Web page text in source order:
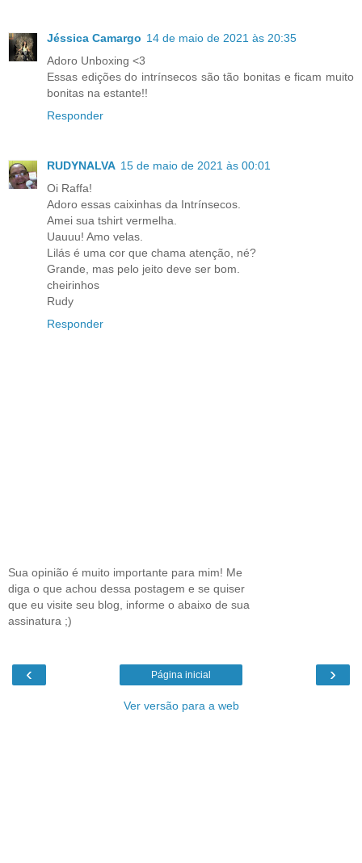
Jéssica Camargo 14 de maio de 2021 às 20:35
Adoro Unboxing <3
Essas edições do intrínsecos são tão bonitas e ficam muito
bonitas na estante!!
Responder
RUDYNALVA 15 de maio de 2021 às 00:01
Oi Raffa!
Adoro essas caixinhas da Intrínsecos.
Amei sua tshirt vermelha.
Uauuu! Amo velas.
Lilás é uma cor que chama atenção, né?
Grande, mas pelo jeito deve ser bom.
cheirinhos
Rudy
Responder
Sua opinião é muito importante para mim! Me
diga o que achou dessa postagem e se quiser
que eu visite seu blog, informe o abaixo de sua
assinatura ;)
‹ ›
Página inicial
Ver versão para a web